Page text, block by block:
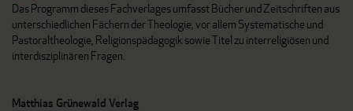
Das Programm dieses Fachverlages umfasst Bücher und Zeitschriften aus
unterschiedlichen Fächern der Theologie, vor allem Systematische und
Pastoraltheologie, Religionspädagogik sowie Titel zu interreligiösen und
interdisziplinären Fragen.
Matthias Grünewald Verlag